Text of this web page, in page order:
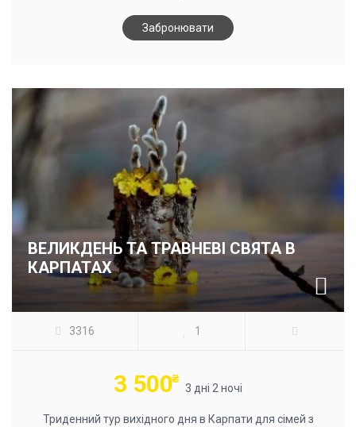
Забронювати
ВЕЛИКДЕНЬ ТА ТРАВНЕВІ СВЯТА В
КАРПАТАХ
3316 1
3 500₴
3 дні 2 ночі
Триденний тур вихідного дня в Карпати для сімей з